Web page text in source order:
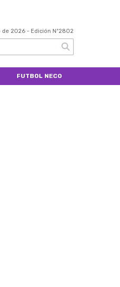
de 2026 - Edición Nº2802
FUTBOL NECO